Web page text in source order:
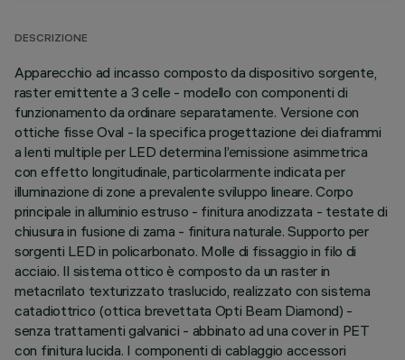
DESCRIZIONE
Apparecchio ad incasso composto da dispositivo sorgente,
raster emittente a 3 celle - modello con componenti di
funzionamento da ordinare separatamente. Versione con
ottiche fisse Oval - la specifica progettazione dei diaframmi
a lenti multiple per LED determina l’emissione asimmetrica
con effetto longitudinale, particolarmente indicata per
illuminazione di zone a prevalente sviluppo lineare. Corpo
principale in alluminio estruso - finitura anodizzata - testate di
chiusura in fusione di zama - finitura naturale. Supporto per
sorgenti LED in policarbonato. Molle di fissaggio in filo di
acciaio. Il sistema ottico è composto da un raster in
metacrilato texturizzato traslucido, realizzato con sistema
catadiottrico (ottica brevettata Opti Beam Diamond) -
senza trattamenti galvanici - abbinato ad una cover in PET
con finitura lucida. I componenti di cablaggio accessori